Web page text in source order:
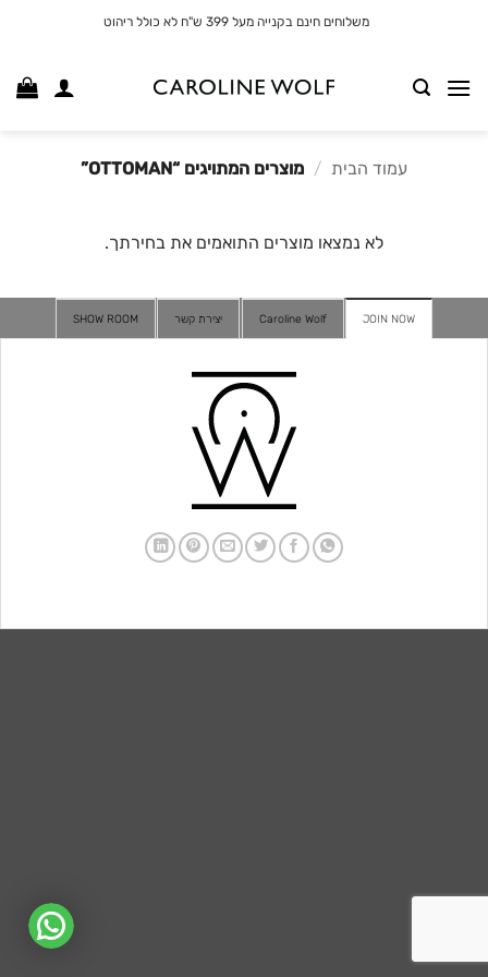
משלוחים חינם בקנייה מעל 399 ש"ח לא כולל ריהוט
עמוד הבית / מוצרים המתויגים “OTTOMAN”
לא נמצאו מוצרים התואמים את בחירתך.
JOIN NOW
Caroline Wolf יצירת קשר SHOW ROOM